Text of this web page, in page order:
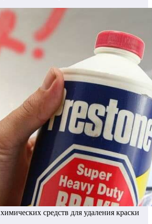
средств для удаления краски